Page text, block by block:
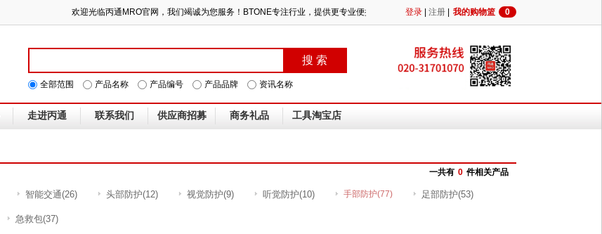
欢迎光临丙通MRO官网，我们竭诚为您服务！BTONE专注行业，提供更专业便捷的MRO供应！ 我的购物篮 0
登录 注册
全部范围 产品名称 产品编号 产品品牌 资讯名称
走进丙通 联系我们 供应商招募 商务礼品 工具淘宝店
一共有 0 件相关产品
智能交通(26) 头部防护(12) 视觉防护(9) 听觉防护(10) 手部防护(77) 足部防护(53)
急救包(37)